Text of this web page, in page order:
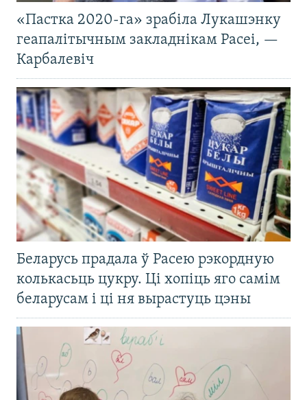
«Пастка 2020-га» зрабіла Лукашэнку
геапалітычным закладнікам Расеі, —
Карбалевіч
Беларусь прадала ў Расею рэкордную
колькасьць цукру. Ці хопіць яго самім
беларусам і ці ня вырастуць цэны